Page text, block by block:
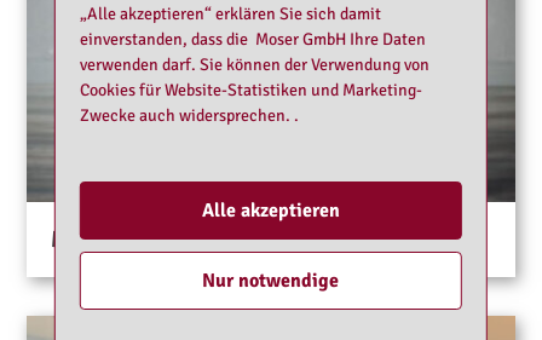
„Alle akzeptieren“ erklären Sie sich damit
einverstanden, dass die Moser GmbH Ihre Daten
verwenden darf. Sie können der Verwendung von
Cookies für Website-Statistiken und Marketing-
Zwecke auch widersprechen. .
Alle akzeptieren
Nur notwendige
Michelle Domina